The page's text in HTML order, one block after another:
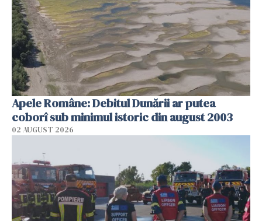
Apele Române: Debitul Dunării ar putea
coborî sub minimul istoric din august 2003
02 AUGUST 2026